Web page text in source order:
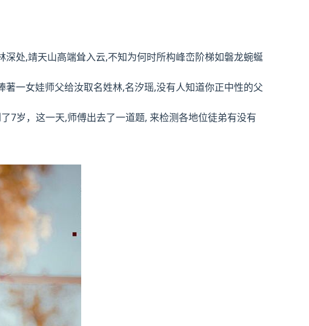
处,靖天山高端耸入云,不知为何时所构峰峦阶梯如磐龙蜿蜒
一女娃师父给汝取名姓林,名汐瑶,没有人知道你正中性的父
7岁，这一天,师傅出去了一道题, 来检测各地位徒弟有没有